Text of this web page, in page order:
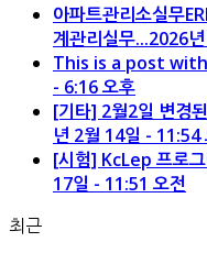
아파트관리소실무
계관리실무...2026
This is a post
- 6:16 오후
[기타] 2월2일 변경
년 2월 14일 - 11:54
[시험] KcLep 프로그
17일 - 11:51 오전
최근